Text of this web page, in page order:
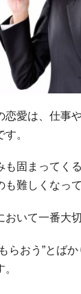
恋愛は、仕事
。
も固まってく
も難しくなっ
いて一番大切
らおう”とば